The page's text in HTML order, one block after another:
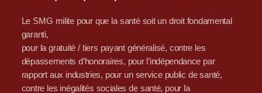
Le SMG milite pour que la santé soit un droit fondamental
garanti,
pour la gratuité / tiers payant généralisé, contre les
dépassements d’honoraires, pour l’indépendance par
rapport aux industries, pour un service public de santé,
contre les inégalités sociales de santé, pour la